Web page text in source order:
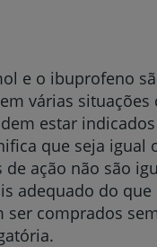
e o ibuprofeno
várias
estar
que seja
de ação não são
adequado do
ser comprados